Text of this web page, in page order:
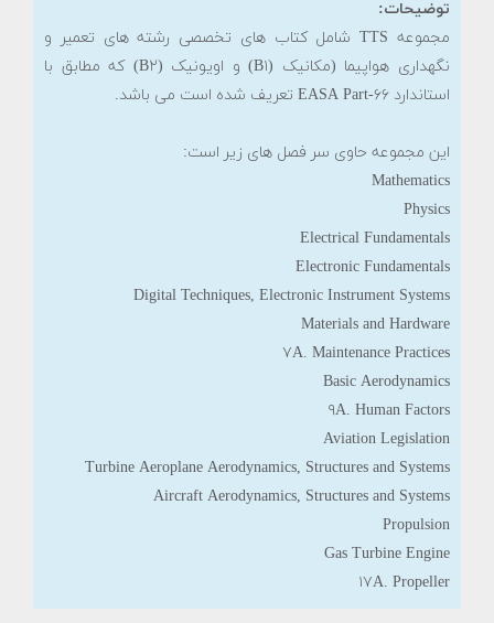
توضیحات:
مجموعه TTS شامل کتاب های تخصصی رشته های تعمیر و
نگهداری هواپیما (مکانیک (B۱) و اویونیک (B۲) که مطابق با
استاندارد EASA Part-۶۶ تعریف شده است می باشد.
این مجموعه حاوی سر فصل های زیر است:
Mathematics
Physics
Electrical Fundamentals
Electronic Fundamentals
Digital Techniques, Electronic Instrument Systems
Materials and Hardware
۷A. Maintenance Practices
Basic Aerodynamics
۹A. Human Factors
Aviation Legislation
Turbine Aeroplane Aerodynamics, Structures and Systems
Aircraft Aerodynamics, Structures and Systems
Propulsion
Gas Turbine Engine
۱۷A. Propeller